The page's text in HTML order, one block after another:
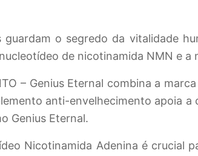
guardam o segredo da vitalidade
de nicotinamida NMN e a
– Genius Eternal combina a
anti-envelhecimento apoia a
Genius Eternal.
Nicotinamida Adenina é